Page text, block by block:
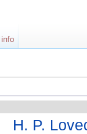
H. P.